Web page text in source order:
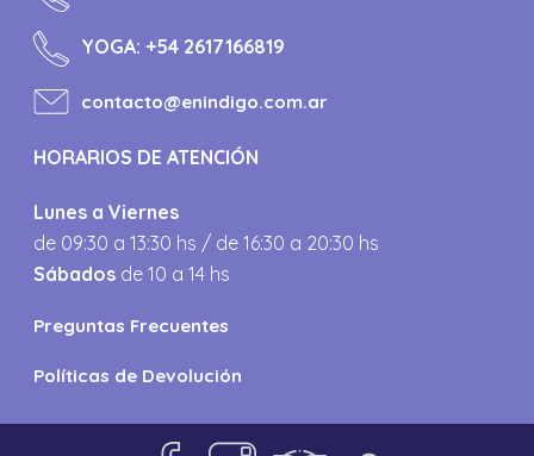
YOGA:+54 2617166819
contacto@enindigo.com.ar
HORARIOS DE ATENCIÓN
Lunes a Viernes
de 09:30 a 13:30 hs / de 16:30 a 20:30 hs
Sábados de 10 a 14 hs
Preguntas Frecuentes
Políticas de Devolución